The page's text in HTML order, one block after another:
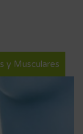
y Musculares